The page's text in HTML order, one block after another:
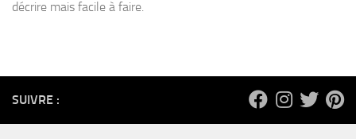
décrire mais facile à faire.
SUIVRE :